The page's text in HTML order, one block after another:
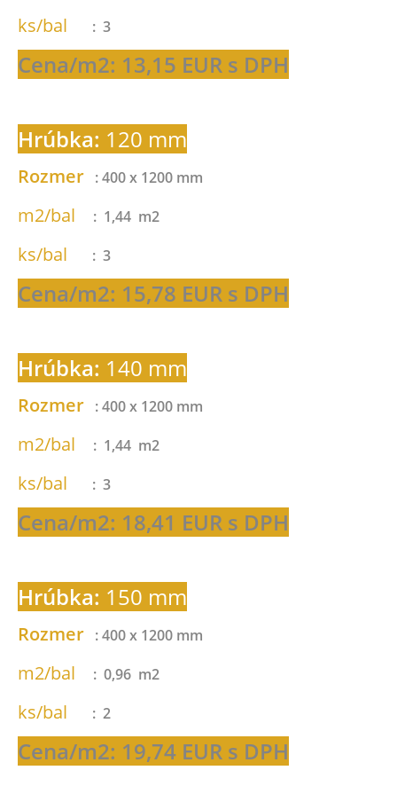
ks/bal : 3
Cena/m2: 13,15 EUR s DPH
Hrúbka: 120 mm
Rozmer : 400 x 1200 mm
m2/bal : 1,44 m2
ks/bal : 3
Cena/m2: 15,78 EUR s DPH
Hrúbka: 140 mm
Rozmer : 400 x 1200 mm
m2/bal : 1,44 m2
ks/bal : 3
Cena/m2: 18,41 EUR s DPH
Hrúbka: 150 mm
Rozmer : 400 x 1200 mm
m2/bal : 0,96 m2
ks/bal : 2
Cena/m2: 19,74 EUR s DPH